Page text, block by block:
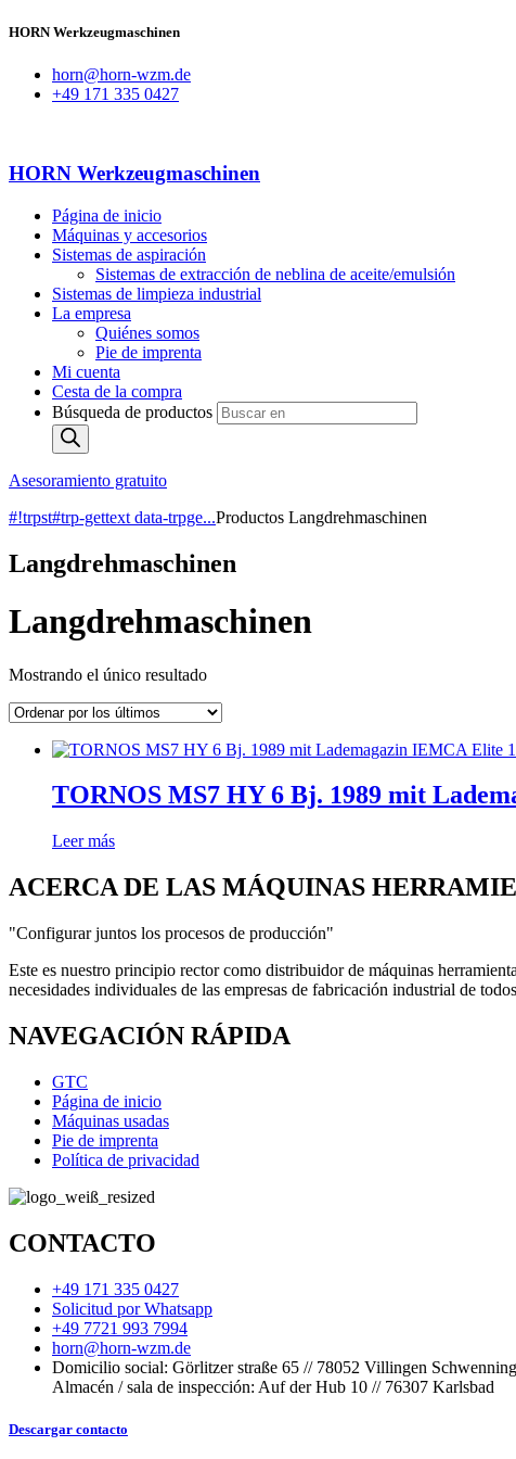
HORN Werkzeugmaschinen
horn@horn-wzm.de
+49 171 335 0427
HORN Werkzeugmaschinen
Página de inicio
Máquinas y accesorios
Sistemas de aspiración
Sistemas de extracción de neblina de aceite/emulsión
Sistemas de limpieza industrial
La empresa
Quiénes somos
Pie de imprenta
Mi cuenta
Cesta de la compra
Búsqueda de productos
Asesoramiento gratuito
#!trpst#trp-gettext data-trpge...Productos Langdrehmaschinen
Langdrehmaschinen
Langdrehmaschinen
Mostrando el único resultado
TORNOS MS7 HY 6 Bj. 1989 mit
Leer más
ACERCA DE LAS MÁQUINAS
"Configurar juntos los procesos de producción"
Este es nuestro principio rector como distribuidor de máquinas
necesidades individuales de las empresas de fabricación industrial de
NAVEGACIÓN RÁPIDA
GTC
Página de inicio
Máquinas usadas
Pie de imprenta
Política de privacidad
CONTACTO
+49 171 335 0427
Solicitud por Whatsapp
+49 7721 993 7994
horn@horn-wzm.de
Domicilio social: Görlitzer straße 65 // 78052 Villingen
Almacén / sala de inspección: Auf der Hub 10 // 76307 Karlsbad
Descargar contacto